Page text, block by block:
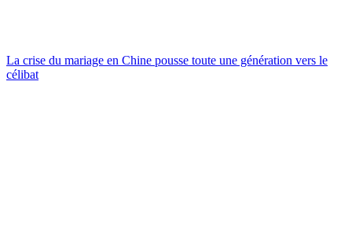
La crise du mariage en Chine pousse toute une génération vers le
célibat